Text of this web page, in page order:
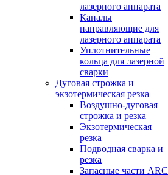
лазерного аппарата
Каналы
направляющие для
лазерного аппарата
Уплотнительные
кольца для лазерной
сварки
Дуговая строжка и
экзотермическая резка
Воздушно-дуговая
строжка и резка
Экзотермическая
резка
Подводная сварка и
резка
Запасные части ARC